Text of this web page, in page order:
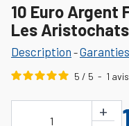
10 Euro Argent
Les Aristochats
Description -Garanties
5 / 5 - 1 avis
1
+